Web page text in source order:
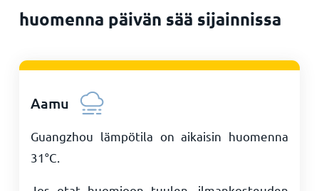
huomenna päivän sää sijainnissa
Aamu
Guangzhou lämpötila on aikaisin huomenna
31°C